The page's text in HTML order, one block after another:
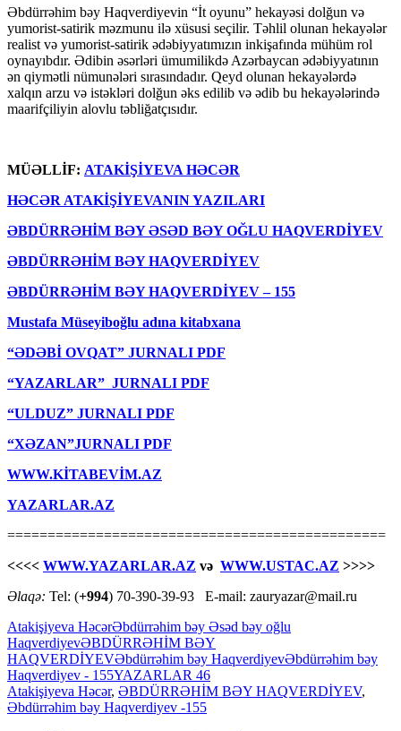
Əbdürrəhim bəy Haqverdiyevin “İt оyunu” hekayəsi dolğun və
yumоrist-satirik məzmunu ilə xüsusi seçilir. Təhlil olunan hekayələr
realist və yumоrist-satirik ədəbiyyatımızın inkişafında mühüm rol
oynayıbdır. Ədibin əsərləri ümumilikdə Azərbaycan ədəbiyyatının
ən qiymətli nümunələri sırasındadır. Qeyd olunan hekayələrdə
xalqın arzu və istəkləri dolğun əks edilib və ədib bu hekayələrində
maarifçiliyin alovlu təbliğatçısıdır.
MÜƏLLİF: ATAKİŞİYEVA HƏCƏR
HƏCƏR ATAKİŞİYEVANIN YAZILARI
ƏBDÜRRƏHİM BƏY ƏSƏD BƏY OĞLU HAQVERDİYEV
ƏBDÜRRƏHİM BƏY HAQVЕRDİYЕV
ƏBDÜRRƏHİM BƏY HAQVЕRDİYЕV – 155
Mustafa Müseyiboğlu adına kitabxana
“ƏDƏBİ OVQAT” JURNALI PDF
“YAZARLAR” JURNALI PDF
“ULDUZ” JURNALI PDF
“XƏZAN”JURNALI PDF
WWW.KİTABEVİM.AZ
YAZARLAR.AZ
===============================================
<<<< WWW.YAZARLAR.AZ və WWW.USTAC.AZ >>>>
Əlaqə: Tel: (+994) 70-390-39-93 E-mail: zauryazar@mail.ru
Atakişiyeva HəcərƏbdürrəhim bəy Əsəd bəy oğlu
HaqverdiyevƏBDÜRRƏHİM BƏY
HAQVERDİYEVƏbdürrəhim bəy HaqvеrdiyеvƏbdürrəhim bəy
Haqvеrdiyеv - 155YAZARLAR 46
Atakişiyeva Həcər, ƏBDÜRRƏHİM BƏY HAQVERDİYEV,
Əbdürrəhim bəy Haqvеrdiyеv -155